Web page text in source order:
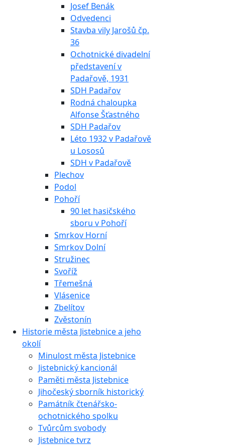
Josef Benák
Odvedenci
Stavba vily Jarošů čp.
36
Ochotnické divadelní
představení v
Padařově, 1931
SDH Padařov
Rodná chaloupka
Alfonse Šťastného
SDH Padařov
Léto 1932 v Padařově
u Lososů
SDH v Padařově
Plechov
Podol
Pohoří
90 let hasičského
sboru v Pohoří
Smrkov Horní
Smrkov Dolní
Stružinec
Svoříž
Třemešná
Vlásenice
Zbelítov
Zvěstonín
Historie města Jistebnice a jeho
okolí
Minulost města Jistebnice
Jistebnický kancionál
Paměti města Jistebnice
Jihočeský sborník historický
Památník čtenářsko-
ochotnického spolku
Tvůrcům svobody
Jistebnice tvrz